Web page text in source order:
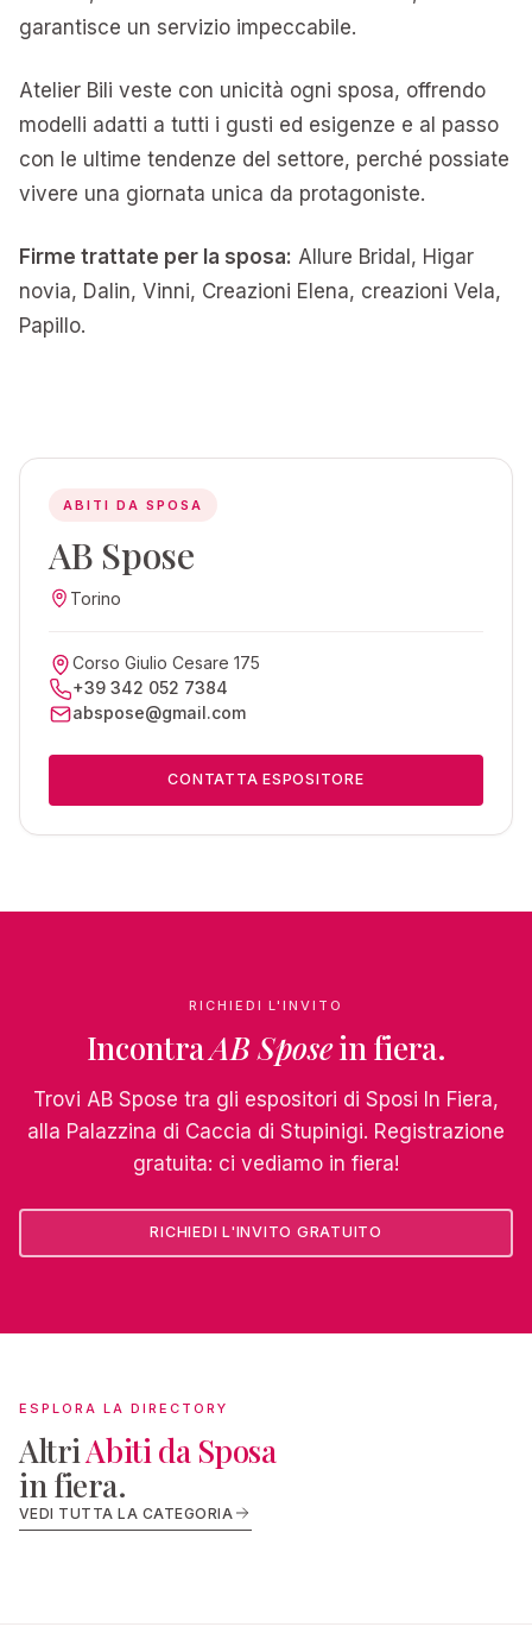
garantisce un servizio impeccabile.
Atelier Bili veste con unicità ogni sposa, offrendo
modelli adatti a tutti i gusti ed esigenze e al passo
con le ultime tendenze del settore, perché possiate
vivere una giornata unica da protagoniste.
Firme trattate per la sposa: Allure Bridal, Higar
novia, Dalin, Vinni, Creazioni Elena, creazioni Vela,
Papillo.
ABITI DA SPOSA
AB Spose
Torino
Corso Giulio Cesare 175
+39 342 052 7384
abspose@gmail.com
CONTATTA ESPOSITORE
RICHIEDI L'INVITO
IncontraAB Sposein fiera.
Trovi AB Spose tra gli espositori di Sposi In Fiera,
alla Palazzina di Caccia di Stupinigi. Registrazione
gratuita: ci vediamo in fiera!
RICHIEDI L'INVITO GRATUITO
ESPLORA LA DIRECTORY
Altri Abiti da Sposa
in fiera.
VEDI TUTTA LA CATEGORIA
ABITI DA SPOSA
Atelier Bili